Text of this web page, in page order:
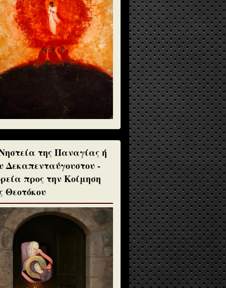
της Παναγίας ή
Δεκαπενταύγουστου -
προς την Κοίμηση
Θεοτόκου